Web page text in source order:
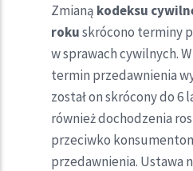
Zmianą kodeksu
rokuskrócono terminy
w sprawach cywilnych.
termin przedawnienia
został on skrócony do 6
również dochodzenia
przeciwko
przedawnienia. Ustawa